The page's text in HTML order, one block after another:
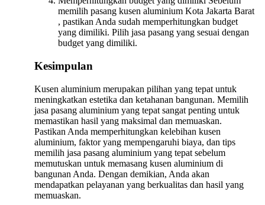
memilih pasang kusen aluminium Kota Jakarta Barat
, pastikan Anda sudah memperhitungkan budget
yang dimiliki. Pilih jasa pasang yang sesuai dengan
budget yang dimiliki.
Kesimpulan
Kusen aluminium merupakan pilihan yang tepat untuk
meningkatkan estetika dan ketahanan bangunan. Memilih
jasa pasang aluminium yang tepat sangat penting untuk
memastikan hasil yang maksimal dan memuaskan.
Pastikan Anda memperhitungkan kelebihan kusen
aluminium, faktor yang mempengaruhi biaya, dan tips
memilih jasa pasang aluminium yang tepat sebelum
memutuskan untuk memasang kusen aluminium di
bangunan Anda. Dengan demikian, Anda akan
mendapatkan pelayanan yang berkualitas dan hasil yang
memuaskan.